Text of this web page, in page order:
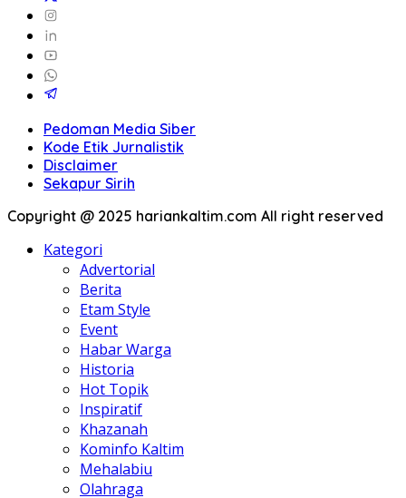
Pedoman Media Siber
Kode Etik Jurnalistik
Disclaimer
Sekapur Sirih
Copyright @ 2025 hariankaltim.com All right reserved
Kategori
Advertorial
Berita
Etam Style
Event
Habar Warga
Historia
Hot Topik
Inspiratif
Khazanah
Kominfo Kaltim
Mehalabiu
Olahraga